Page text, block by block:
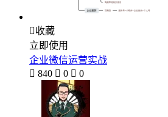
收藏
立即使用
企业微信运营实战
 840  0  0